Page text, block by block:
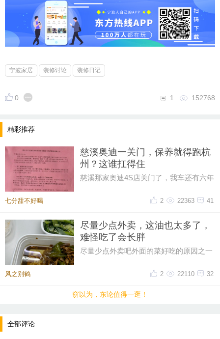
宁波家居 装修讨论 装修日记
0 152768
1
精彩推荐
慈溪奥迪一关门，保养就得跑杭
州？这谁扛得住
慈溪那家奥迪4S店关门了，我车还有六年
说保养正常做，但得去杭州。我
七分甜不好喝 41
22363
2
尽量少点外卖，这油也太多了，
难怪吃了会长胖
尽量少点外卖吧外面的菜好吃的原因之一
风之别鹤 32
22110
2
窃以为，东论值得一逛！
全部评论